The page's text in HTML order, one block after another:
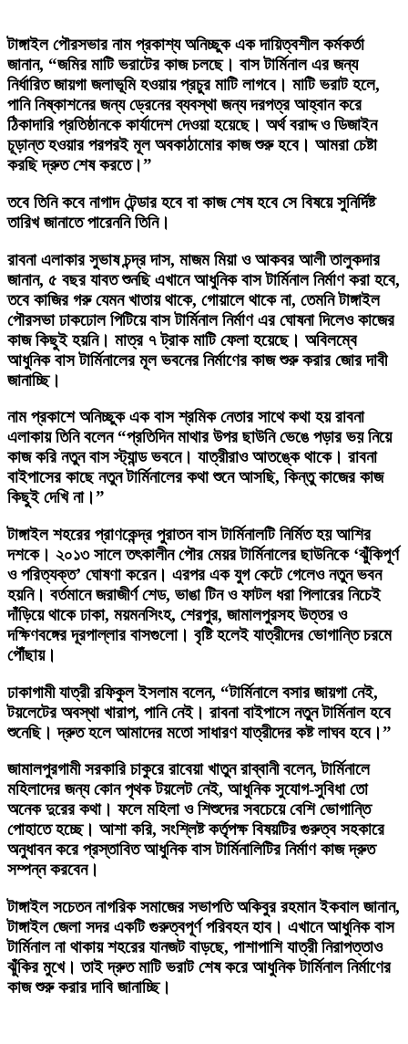
টাঙ্গাইল পৌরসভার নাম প্রকাশ্য অনিচ্ছুক এক দায়িত্বশীল কর্মকর্তা
জানান, “জমির মাটি ভরাটের কাজ চলছে। বাস টার্মিনাল এর জন্য
নির্ধারিত জায়গা জলাভূমি হওয়ায় প্রচুর মাটি লাগবে। মাটি ভরাট হলে,
পানি নিষ্কাশনের জন্য ড্রেনের ব্যবস্থা জন্য দরপত্র আহ্বান করে
ঠিকাদারি প্রতিষ্ঠানকে কার্যাদেশ দেওয়া হয়েছে। অর্থ বরাদ্দ ও ডিজাইন
চূড়ান্ত হওয়ার পরপরই মূল অবকাঠামোর কাজ শুরু হবে। আমরা চেষ্টা
করছি দ্রুত শেষ করতে।”
তবে তিনি কবে নাগাদ টেন্ডার হবে বা কাজ শেষ হবে সে বিষয়ে সুনির্দিষ্ট
তারিখ জানাতে পারেননি তিনি।
রাবনা এলাকার সুভাষ চন্দ্র দাস, মাজম মিয়া ও আকবর আলী তালুকদার
জানান, ৫ বছর যাবত শুনছি এখানে আধুনিক বাস টার্মিনাল নির্মাণ করা হবে,
তবে কাজির গরু যেমন খাতায় থাকে, গোয়ালে থাকে না, তেমনি টাঙ্গাইল
পৌরসভা ঢাকঢোল পিটিয়ে বাস টার্মিনাল নির্মাণ এর ঘোষনা দিলেও কাজের
কাজ কিছুই হয়নি। মাত্র ৭ ট্রাক মাটি ফেলা হয়েছে। অবিলম্বে
আধুনিক বাস টার্মিনালের মূল ভবনের নির্মাণের কাজ শুরু করার জোর দাবী
জানাচ্ছি।
নাম প্রকাশে অনিচ্ছুক এক বাস শ্রমিক নেতার সাথে কথা হয় রাবনা
এলাকায় তিনি বলেন “প্রতিদিন মাথার উপর ছাউনি ভেঙে পড়ার ভয় নিয়ে
কাজ করি নতুন বাস স্ট্যান্ড ভবনে। যাত্রীরাও আতঙ্কে থাকে। রাবনা
বাইপাসের কাছে নতুন টার্মিনালের কথা শুনে আসছি, কিন্তু কাজের কাজ
কিছুই দেখি না।”
টাঙ্গাইল শহরের প্রাণকেন্দ্র পুরাতন বাস টার্মিনালটি নির্মিত হয় আশির
দশকে। ২০১৩ সালে তৎকালীন পৌর মেয়র টার্মিনালের ছাউনিকে ‘ঝুঁকিপূর্ণ
ও পরিত্যক্ত’ ঘোষণা করেন। এরপর এক যুগ কেটে গেলেও নতুন ভবন
হয়নি। বর্তমানে জরাজীর্ণ শেড, ভাঙা টিন ও ফাটল ধরা পিলারের নিচেই
দাঁড়িয়ে থাকে ঢাকা, ময়মনসিংহ, শেরপুর, জামালপুরসহ উত্তর ও
দক্ষিণবঙ্গের দূরপাল্লার বাসগুলো। বৃষ্টি হলেই যাত্রীদের ভোগান্তি চরমে
পৌঁছায়।
ঢাকাগামী যাত্রী রফিকুল ইসলাম বলেন, “টার্মিনালে বসার জায়গা নেই,
টয়লেটের অবস্থা খারাপ, পানি নেই। রাবনা বাইপাসে নতুন টার্মিনাল হবে
শুনেছি। দ্রুত হলে আমাদের মতো সাধারণ যাত্রীদের কষ্ট লাঘব হবে।”
জামালপুরগামী সরকারি চাকুরে রাবেয়া খাতুন রাব্বানী বলেন, টার্মিনালে
মহিলাদের জন্য কোন পৃথক টয়লেট নেই, আধুনিক সুযোগ-সুবিধা তো
অনেক দুরের কথা। ফলে মহিলা ও শিশুদের সবচেয়ে বেশি ভোগান্তি
পোহাতে হচ্ছে। আশা করি, সংশ্লিষ্ট কর্তৃপক্ষ বিষয়টির গুরুত্ব সহকারে
অনুধাবন করে প্রস্তাবিত আধুনিক বাস টার্মিনালিটির নির্মাণ কাজ দ্রুত
সম্পন্ন করবেন।
টাঙ্গাইল সচেতন নাগরিক সমাজের সভাপতি অকিবুর রহমান ইকবাল জানান,
টাঙ্গাইল জেলা সদর একটি গুরুত্বপূর্ণ পরিবহন হাব। এখানে আধুনিক বাস
টার্মিনাল না থাকায় শহরের যানজট বাড়ছে, পাশাপাশি যাত্রী নিরাপত্তাও
ঝুঁকির মুখে। তাই দ্রুত মাটি ভরাট শেষ করে আধুনিক টার্মিনাল নির্মাণের
কাজ শুরু করার দাবি জানাচ্ছি।